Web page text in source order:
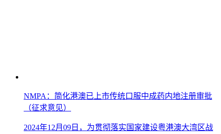
NMPA：简化港澳已上市传统口服中成药内地注册审批
（征求意见）
2024年12月09日，为贯彻落实国家建设粤港澳大湾区战